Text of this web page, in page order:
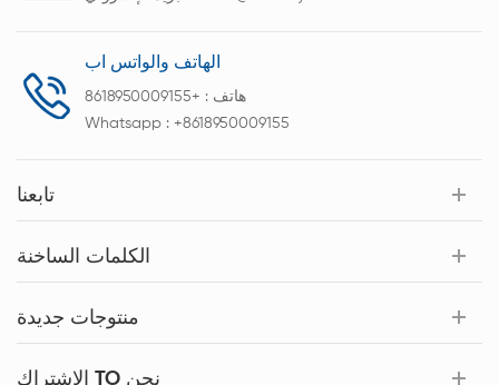
الهاتف والواتس اب
هاتف : +8618950009155
Whatsapp : +8618950009155
تابعنا
الكلمات الساخنة
منتوجات جديدة
الاشتراك TO نحن